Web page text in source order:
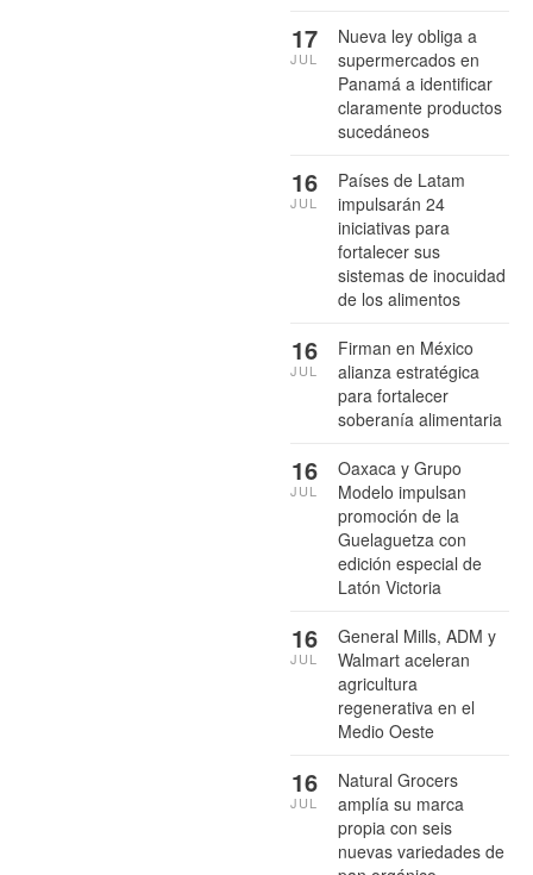
Nueva ley obliga a
supermercados en
Panamá a identificar
claramente productos
sucedáneos
17
JUL
Países de Latam
impulsarán 24
iniciativas para
fortalecer sus
sistemas de inocuidad
de los alimentos
16
JUL
Firman en México
alianza estratégica
para fortalecer
soberanía alimentaria
16
JUL
Oaxaca y Grupo
Modelo impulsan
promoción de la
Guelaguetza con
edición especial de
Latón Victoria
16
JUL
General Mills, ADM y
Walmart aceleran
agricultura
regenerativa en el
Medio Oeste
16
JUL
Natural Grocers
amplía su marca
propia con seis
nuevas variedades de
16
JUL